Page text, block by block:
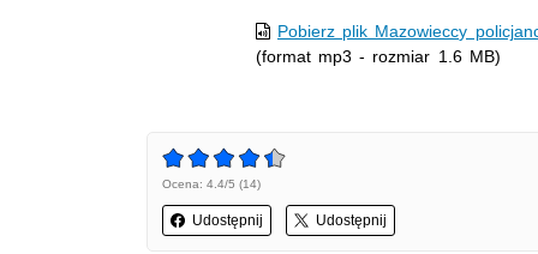
Pobierz plik Mazowieccy
(format mp3 - rozmiar 1.6 MB)
Ocena: 4.4/5 (14)
Udostępnij Udostępnij